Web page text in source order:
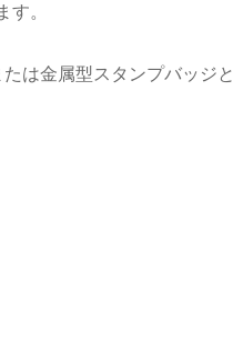
。
は金属型スタンプバッジと